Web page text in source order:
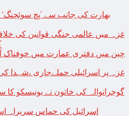
بھارت کی جانب سے ’پچ
غزہ میں عالمی جنگی قوانین کی
گوجرانوالہ کی خاتون نے یونیسکو کا
اسرائیل کی حماس سربراہ